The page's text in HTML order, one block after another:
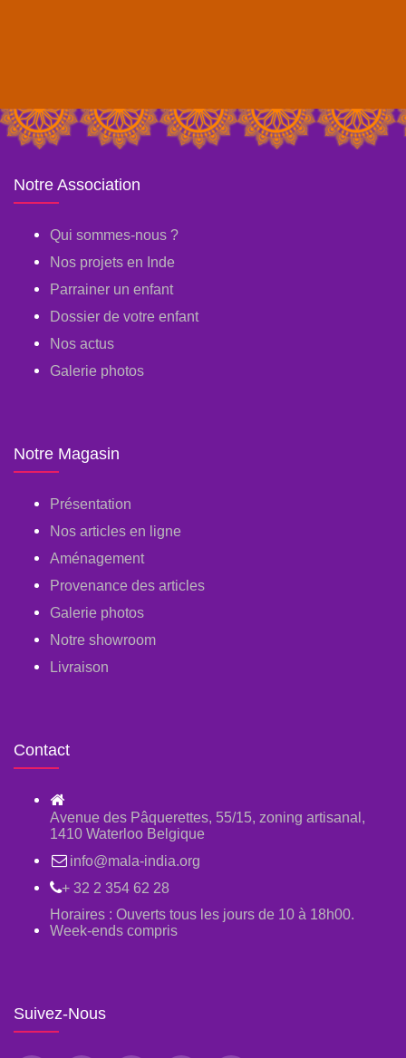
Notre Association
Qui sommes-nous ?
Nos projets en Inde
Parrainer un enfant
Dossier de votre enfant
Nos actus
Galerie photos
Notre Magasin
Présentation
Nos articles en ligne
Aménagement
Provenance des articles
Galerie photos
Notre showroom
Livraison
Contact
Avenue des Pâquerettes, 55/15, zoning artisanal,
1410 Waterloo Belgique
info@mala-india.org
+ 32 2 354 62 28
Horaires : Ouverts tous les jours de 10 à 18h00.
Week-ends compris
Suivez-Nous